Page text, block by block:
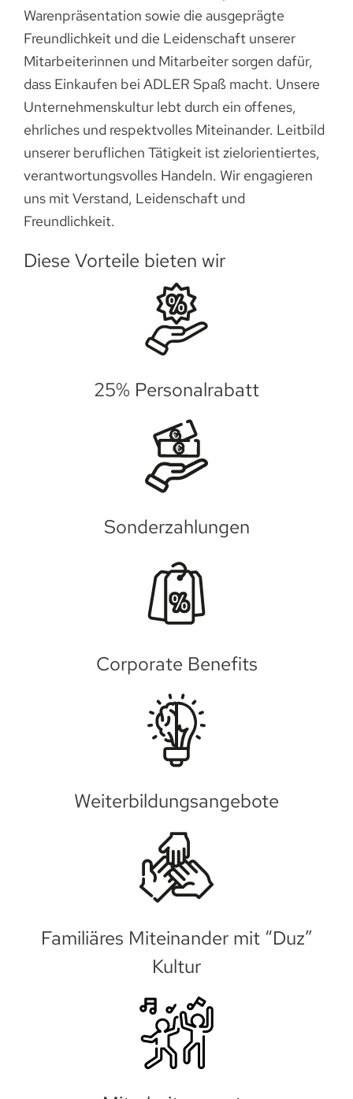
Warenpräsentation sowie die ausgeprägte
Freundlichkeit und die Leidenschaft unserer
Mitarbeiterinnen und Mitarbeiter sorgen dafür,
dass Einkaufen bei ADLER Spaß macht. Unsere
Unternehmenskultur lebt durch ein offenes,
ehrliches und respektvolles Miteinander. Leitbild
unserer beruflichen Tätigkeit ist zielorientiertes,
verantwortungsvolles Handeln. Wir engagieren
uns mit Verstand, Leidenschaft und
Freundlichkeit.
Diese Vorteile bieten wir
25% Personalrabatt
Sonderzahlungen
Corporate Benefits
Weiterbildungsangebote
Familiäres Miteinander mit “Duz”
Kultur